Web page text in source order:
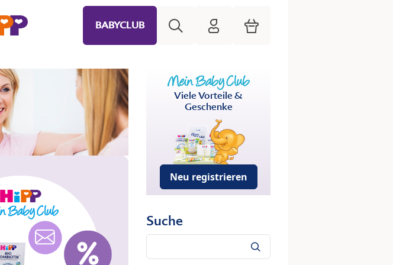
BABYCLUB HiPP Mein Babyclub
Warenkorb
Viele Vorteile &
Geschenke
Neu registrieren
Suche